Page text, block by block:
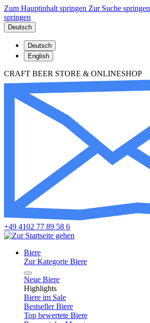
Zum Hauptinhalt springen Zur Suche springen
springen
Deutsch
Deutsch
English
CRAFT BEER STORE & ONLINESHOP
+49 4102 77 89 58 6
Biere
Zur Kategorie Biere
Neue Biere
Highlights
Biere im Sale
Bestseller Biere
Top bewertete Biere